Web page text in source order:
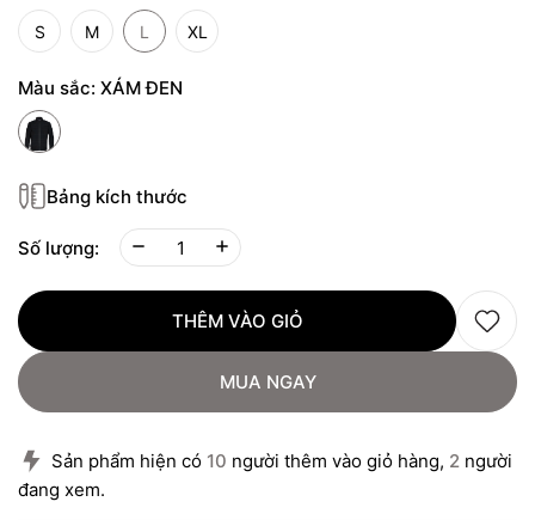
S M L XL
Màu sắc: XÁM ĐEN
Bảng kích thước
Số lượng:
THÊM VÀO GIỎ
MUA NGAY
Sản phẩm hiện có 10 người thêm vào giỏ hàng, 2 người
đang xem.